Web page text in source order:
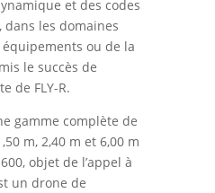
et des codes
dans les domaines
ou de la
le succès de
de FLY-R.
gamme complète de
m, 2,40 m et 6,00 m
objet de l’appel à
un drone de